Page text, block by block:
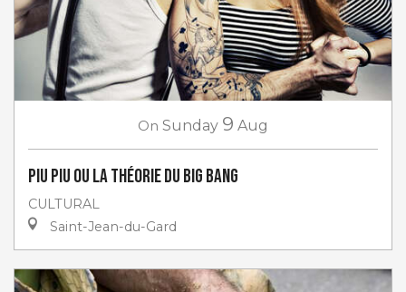
On Sunday 9 Aug
PIU PIU ou la théorie du big bang
CULTURAL
Saint-Jean-du-Gard